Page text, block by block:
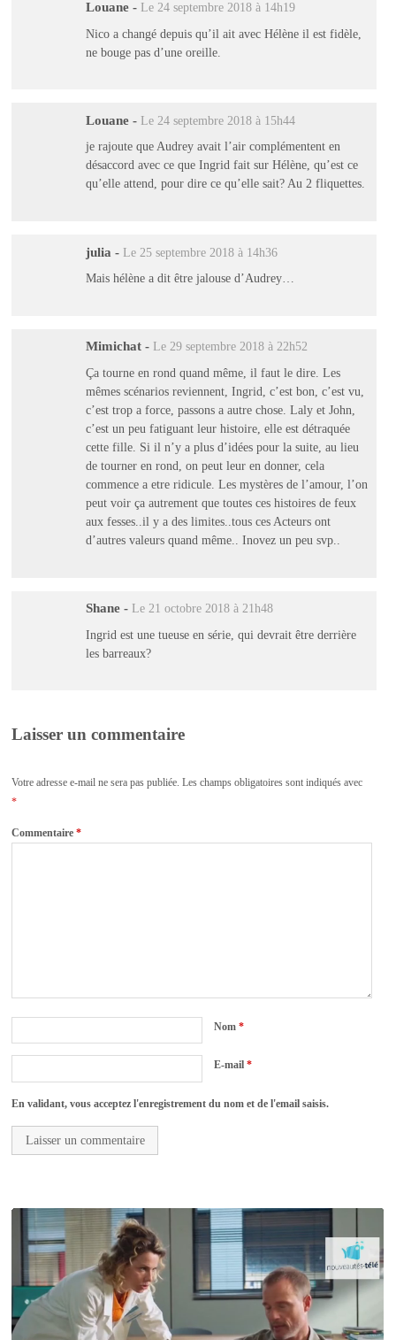
Louane - Le 24 septembre 2018 à 14h19
Nico a changé depuis qu’il ait avec Hélène il est fidèle,
ne bouge pas d’une oreille.
Louane - Le 24 septembre 2018 à 15h44
je rajoute que Audrey avait l’air complémentent en
désaccord avec ce que Ingrid fait sur Hélène, qu’est ce
qu’elle attend, pour dire ce qu’elle sait? Au 2 fliquettes.
julia - Le 25 septembre 2018 à 14h36
Mais hélène a dit être jalouse d’Audrey…
Mimichat - Le 29 septembre 2018 à 22h52
Ça tourne en rond quand même, il faut le dire. Les
mêmes scénarios reviennent, Ingrid, c’est bon, c’est vu,
c’est trop a force, passons a autre chose. Laly et John,
c’est un peu fatiguant leur histoire, elle est détraquée
cette fille. Si il n’y a plus d’idées pour la suite, au lieu
de tourner en rond, on peut leur en donner, cela
commence a etre ridicule. Les mystères de l’amour, l’on
peut voir ça autrement que toutes ces histoires de feux
aux fesses..il y a des limites..tous ces Acteurs ont
d’autres valeurs quand même.. Inovez un peu svp..
Shane - Le 21 octobre 2018 à 21h48
Ingrid est une tueuse en série, qui devrait être derrière
les barreaux?
Laisser un commentaire
Votre adresse e-mail ne sera pas publiée. Les champs obligatoires sont indiqués avec
*
Commentaire*
Nom*
E-mail*
En validant, vous acceptez l'enregistrement du nom et de l'email saisis.